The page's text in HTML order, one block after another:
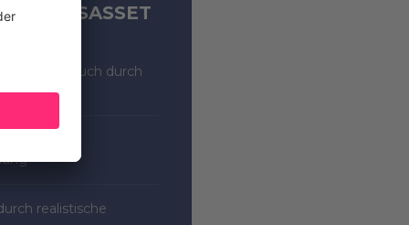
durch
realistische